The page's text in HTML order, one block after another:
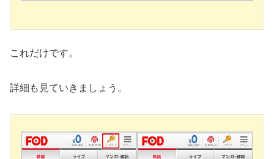
これだけです。
詳細も見ていきましょう。